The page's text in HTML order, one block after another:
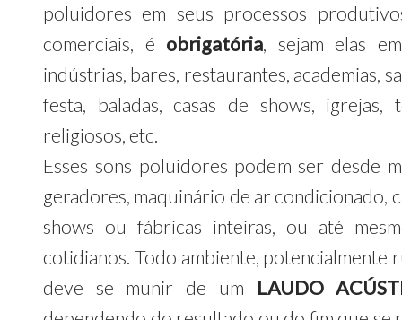
poluidores em seus processos
comerciais, é obrigatória, sejam elas
indústrias, bares, restaurantes, academias,
festa, baladas, casas de shows, igrejas,
religiosos, etc.
Esses sons poluidores podem ser desde
geradores, maquinário de ar condicionado,
shows ou fábricas inteiras, ou até
cotidianos. Todo ambiente, potencialmente
deve se munir de um LAUDO